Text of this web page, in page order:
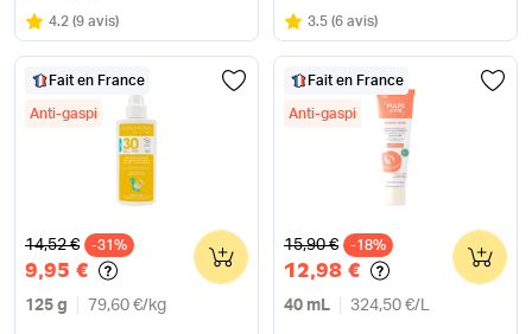
Note
4.2 sur 5
(9 avis) Note
3.5 sur 5
(6 avis)
Fait en France
Anti-gaspi
Ancien prix
14,52 € -31%
9,95 €
125 g 79,60 €/ kg
0
Fait en France
Anti-gaspi
Ancien prix
15,90 € -18%
12,98 €
40 mL 324,50 €/ L
0